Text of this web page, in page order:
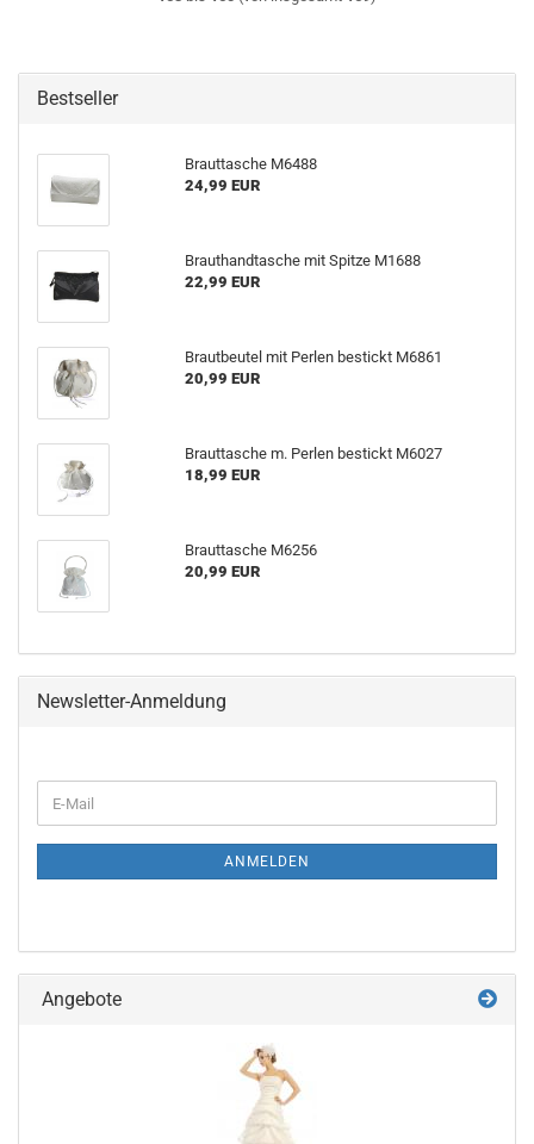
Bestseller
Brauttasche M6488
24,99 EUR
Brauthandtasche mit Spitze M1688
22,99 EUR
Brautbeutel mit Perlen bestickt M6861
20,99 EUR
Brauttasche m. Perlen bestickt M6027
18,99 EUR
Brauttasche M6256
20,99 EUR
Newsletter-Anmeldung
ZUR
E-
Mail
ANMELDEN
Angebote